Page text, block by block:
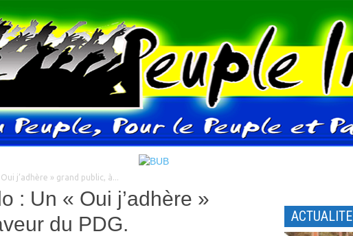
j’adhère » grand public, à...
: Un « Oui j’adhère »
du PDG.
ACTUALITE